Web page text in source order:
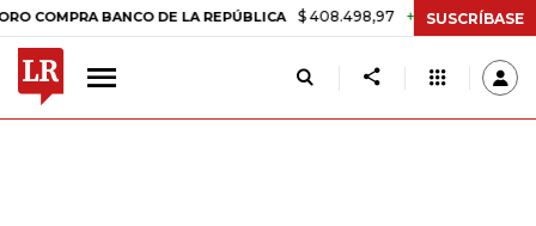
BANCO DE LA REPÚBLICA $ 408.498,97 +$ 8.753,81 +2,19%
SUSCRÍBASE